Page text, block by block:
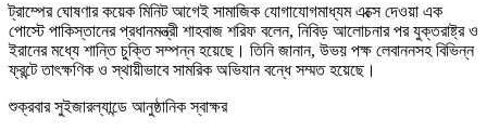
ট্রাম্পের ঘোষণার কয়েক মিনিট আগেই সামাজিক যোগাযোগমাধ্যম এক্সে দেওয়া এক
পোস্টে পাকিস্তানের প্রধানমন্ত্রী শাহবাজ শরিফ বলেন, নিবিড় আলোচনার পর যুক্তরাষ্ট্র ও
ইরানের মধ্যে শান্তি চুক্তি সম্পন্ন হয়েছে। তিনি জানান, উভয় পক্ষ লেবাননসহ বিভিন্ন
ফ্রন্টে তাৎক্ষণিক ও স্থায়ীভাবে সামরিক অভিযান বন্ধে সম্মত হয়েছে।
শুক্রবার সুইজারল্যান্ডে আনুষ্ঠানিক স্বাক্ষর